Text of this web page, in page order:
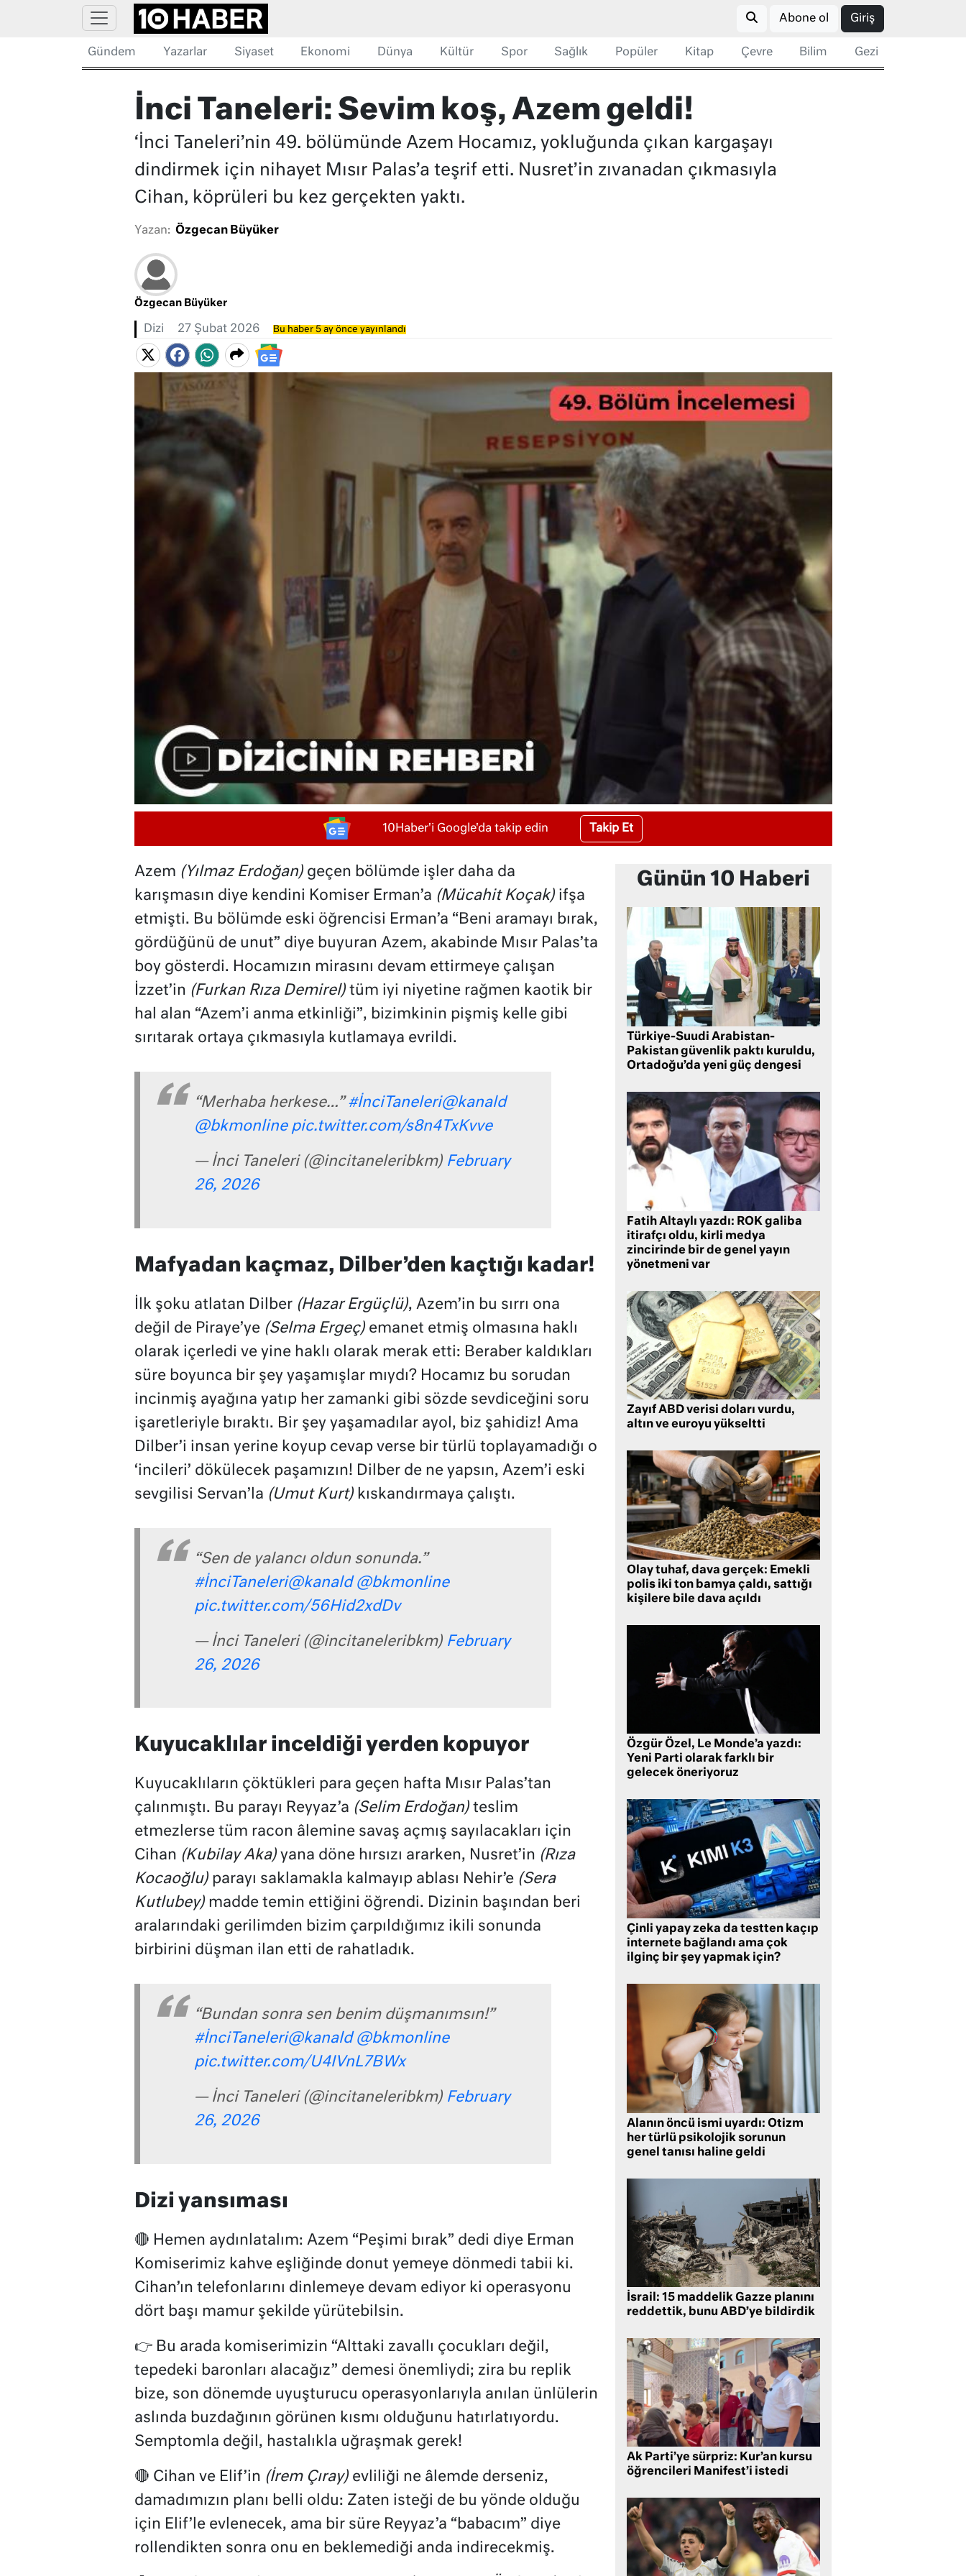
Abone ol Giriş
Gündem Yazarlar Siyaset Ekonomi Dünya Kültür Spor Sağlık Popüler Kitap Çevre Bilim Gezi
İnci Taneleri: Sevim koş, Azem geldi!
‘İnci Taneleri’nin 49. bölümünde Azem Hocamız, yokluğunda çıkan kargaşayı
dindirmek için nihayet Mısır Palas’a teşrif etti. Nusret’in zıvanadan çıkmasıyla
Cihan, köprüleri bu kez gerçekten yaktı.
Yazan: Özgecan Büyüker
Özgecan Büyüker
Dizi 27 Şubat 2026 Bu haber 5 ay önce yayınlandı
10Haber'i Google'da takip edin Takip Et
Azem (Yılmaz Erdoğan) geçen bölümde işler daha da
karışmasın diye kendini Komiser Erman’a (Mücahit Koçak)ifşa
etmişti. Bu bölümde eski öğrencisi Erman’a “Beni aramayı bırak,
gördüğünü de unut” diye buyuran Azem, akabinde Mısır Palas’ta
boy gösterdi. Hocamızın mirasını devam ettirmeye çalışan
İzzet’in (Furkan Rıza Demirel)tüm iyi niyetine rağmen kaotik bir
hal alan “Azem’i anma etkinliği”, bizimkinin pişmiş kelle gibi
sırıtarak ortaya çıkmasıyla kutlamaya evrildi.
“Merhaba herkese…”#İnciTaneleri@kanald
@bkmonline pic.twitter.com/s8n4TxKvve
— İnci Taneleri (@incitaneleribkm) February
26, 2026
Mafyadan kaçmaz, Dilber’den kaçtığı kadar!
İlk şoku atlatan Dilber (Hazar Ergüçlü), Azem’in bu sırrı ona
değil de Piraye’ye (Selma Ergeç)emanet etmiş olmasına haklı
olarak içerledi ve yine haklı olarak merak etti: Beraber kaldıkları
süre boyunca bir şey yaşamışlar mıydı? Hocamız bu sorudan
incinmiş ayağına yatıp her zamanki gibi sözde sevdiceğini soru
işaretleriyle bıraktı. Bir şey yaşamadılar ayol, biz şahidiz! Ama
Dilber’i insan yerine koyup cevap verse bir türlü toplayamadığı o
‘incileri’ dökülecek paşamızın! Dilber de ne yapsın, Azem’i eski
sevgilisi Servan’la (Umut Kurt)kıskandırmaya çalıştı.
“Sen de yalancı oldun sonunda.”
#İnciTaneleri@kanald @bkmonline
pic.twitter.com/56Hid2xdDv
— İnci Taneleri (@incitaneleribkm) February
26, 2026
Kuyucaklılar inceldiği yerden kopuyor
Kuyucaklıların çöktükleri para geçen hafta Mısır Palas’tan
çalınmıştı. Bu parayı Reyyaz’a (Selim Erdoğan) teslim
etmezlerse tüm racon âlemine savaş açmış sayılacakları için
Cihan (Kubilay Aka) yana döne hırsızı ararken, Nusret’in (Rıza
Kocaoğlu) parayı saklamakla kalmayıp ablası Nehir’e (Sera
Kutlubey)madde temin ettiğini öğrendi. Dizinin başından beri
aralarındaki gerilimden bizim çarpıldığımız ikili sonunda
birbirini düşman ilan etti de rahatladık.
“Bundan sonra sen benim düşmanımsın!”
#İnciTaneleri@kanald @bkmonline
pic.twitter.com/U4IVnL7BWx
— İnci Taneleri (@incitaneleribkm) February
26, 2026
Dizi yansıması
🔴 Hemen aydınlatalım: Azem “Peşimi bırak” dedi diye Erman
Komiserimiz kahve eşliğinde donut yemeye dönmedi tabii ki.
Cihan’ın telefonlarını dinlemeye devam ediyor ki operasyonu
dört başı mamur şekilde yürütebilsin.
👉Bu arada komiserimizin “Alttaki zavallı çocukları değil,
tepedeki baronları alacağız” demesi önemliydi; zira bu replik
bize, son dönemde uyuşturucu operasyonlarıyla anılan ünlülerin
aslında buzdağının görünen kısmı olduğunu hatırlatıyordu.
Semptomla değil, hastalıkla uğraşmak gerek!
🔴 Cihan ve Elif’in (İrem Çıray) evliliği ne âlemde derseniz,
damadımızın planı belli oldu: Zaten isteği de bu yönde olduğu
için Elif’le evlenecek, ama bir süre Reyyaz’a “babacım” diye
rollendikten sonra onu en beklemediği anda indirecekmiş.
Günün 10 Haberi
Türkiye-Suudi Arabistan-
Pakistan güvenlik paktı kuruldu,
Ortadoğu’da yeni güç dengesi
Fatih Altaylı yazdı: ROK galiba
itirafçı oldu, kirli medya
zincirinde bir de genel yayın
yönetmeni var
Zayıf ABD verisi doları vurdu,
altın ve euroyu yükseltti
Olay tuhaf, dava gerçek: Emekli
polis iki ton bamya çaldı, sattığı
kişilere bile dava açıldı
Özgür Özel, Le Monde’a yazdı:
Yeni Parti olarak farklı bir
gelecek öneriyoruz
Çinli yapay zeka da testten kaçıp
internete bağlandı ama çok
ilginç bir şey yapmak için?
Alanın öncü ismi uyardı: Otizm
her türlü psikolojik sorunun
genel tanısı haline geldi
İsrail: 15 maddelik Gazze planını
reddettik, bunu ABD’ye bildirdik
Ak Parti’ye sürpriz: Kur’an kursu
öğrencileri Manifest’i istedi